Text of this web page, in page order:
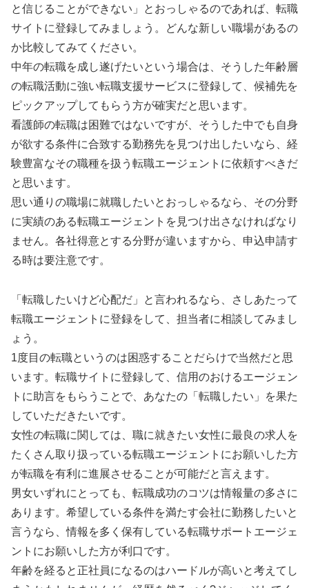
と信じることができない」とおっしゃるのであれば、転職
サイトに登録してみましょう。どんな新しい職場があるの
か比較してみてください。
中年の転職を成し遂げたいという場合は、そうした年齢層
の転職活動に強い転職支援サービスに登録して、候補先を
ピックアップしてもらう方が確実だと思います。
看護師の転職は困難ではないですが、そうした中でも自身
が欲する条件に合致する勤務先を見つけ出したいなら、経
験豊富なその職種を扱う転職エージェントに依頼すべきだ
と思います。
思い通りの職場に就職したいとおっしゃるなら、その分野
に実績のある転職エージェントを見つけ出さなければなり
ません。各社得意とする分野が違いますから、申込申請す
る時は要注意です。
「転職したいけど心配だ」と言われるなら、さしあたって
転職エージェントに登録をして、担当者に相談してみまし
ょう。
1度目の転職というのは困惑することだらけで当然だと思
います。転職サイトに登録して、信用のおけるエージェン
トに助言をもらうことで、あなたの「転職したい」を果た
していただきたいです。
女性の転職に関しては、職に就きたい女性に最良の求人を
たくさん取り扱っている転職エージェントにお願いした方
が転職を有利に進展させることが可能だと言えます。
男女いずれにとっても、転職成功のコツは情報量の多さに
あります。希望している条件を満たす会社に勤務したいと
言うなら、情報を多く保有している転職サポートエージェ
ントにお願いした方が利口です。
年齢を経ると正社員になるのはハードルが高いと考えてし